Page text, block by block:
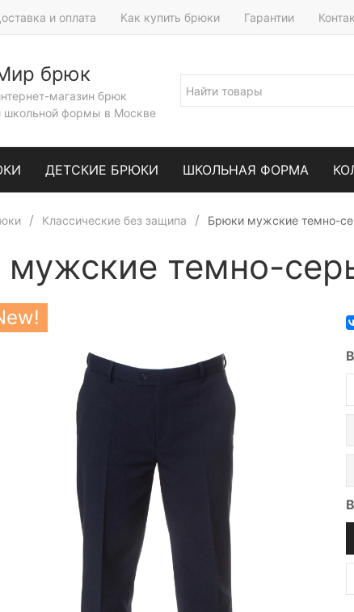
и оплата Как купить брюки Гарантии
брюк
магазин брюк
школьной формы в Москве
ДЕТСКИЕ БРЮКИ ШКОЛЬНАЯ ФОРМА
Классические без защипа Брюки мужские темно-
темно-